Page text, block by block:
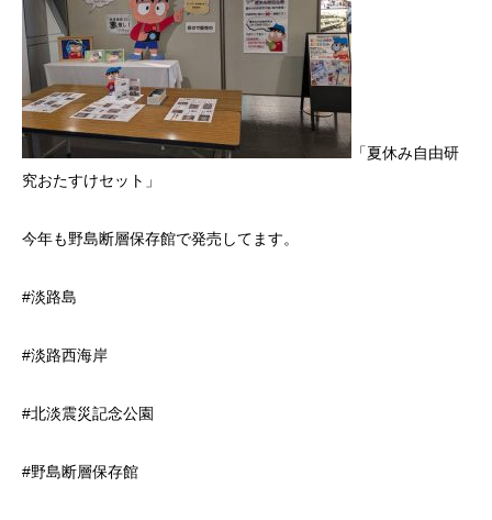
「夏休み自由研
究おたすけセット」
今年も野島断層保存館で発売してます。
#淡路島
#淡路西海岸
#北淡震災記念公園
#野島断層保存館